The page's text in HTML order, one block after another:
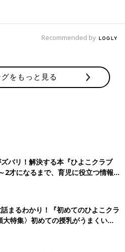
Recommended by
をもっと見る
バリ！解決する本『ひよこクラブ
才になるまで、育児に役立つ情報が
まるわかり！『初めてのひよこクラ
大特集〉初めての授乳がうまくい
ルクの基本と夏のトラブル 解決テ